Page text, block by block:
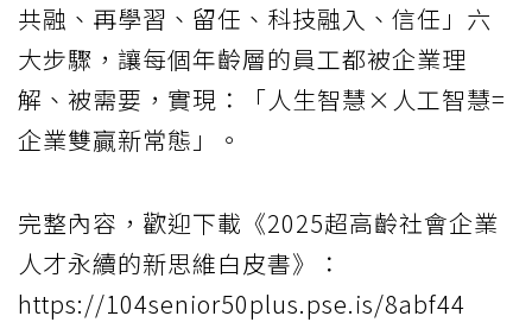
共融、再學習、留任、科技融入、信任」六
大步驟，讓每個年齡層的員工都被企業理
解、被需要，實現：「人生智慧×人工智慧=
企業雙贏新常態」。
完整內容，歡迎下載《2025超高齡社會企業
人才永續的新思維白皮書》：
https://104senior50plus.pse.is/8abf44